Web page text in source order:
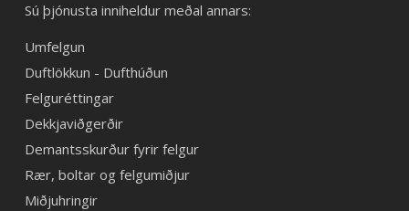
Sú þjónusta inniheldur meðal annars:
Umfelgun
Duftlökkun - Dufthúðun
Felguréttingar
Dekkjaviðgerðir
Demantsskurður fyrir felgur
Rær, boltar og felgumiðjur
Miðjuhringir